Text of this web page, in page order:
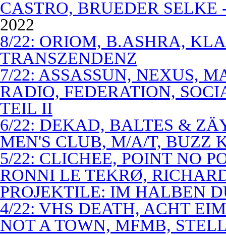
CASTRO, BRUEDER SELKE
2022
8/22: ORIOM, B.ASHRA,
TRANSZENDENZ
7/22: ASSASSUN, NEXUS,
RADIO, FEDERATION,
TEIL II
6/22: DEKAD, BALTES &
MEN'S CLUB, M/A/T, BUZZ
5/22: CLICHEE, POINT NO
RONNI LE TEKRØ,
PROJEKTILE: IM HALBEN
4/22: VHS DEATH, ACHT
NOT A TOWN, MFMB,